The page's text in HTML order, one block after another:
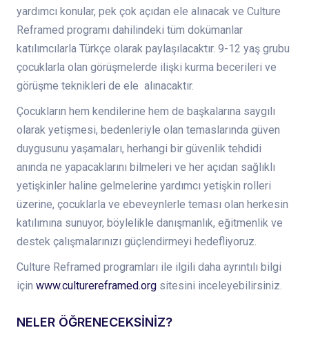
yardımcı konular, pek çok açıdan ele alınacak ve Culture
Reframed programı dahilindeki tüm dokümanlar
katılımcılarla Türkçe olarak paylaşılacaktır. 9-12 yaş grubu
çocuklarla olan görüşmelerde ilişki kurma becerileri ve
görüşme teknikleri de ele alınacaktır.
Çocukların hem kendilerine hem de başkalarına saygılı
olarak yetişmesi, bedenleriyle olan temaslarında güven
duygusunu yaşamaları, herhangi bir güvenlik tehdidi
anında ne yapacaklarını bilmeleri ve her açıdan sağlıklı
yetişkinler haline gelmelerine yardımcı yetişkin rolleri
üzerine, çocuklarla ve ebeveynlerle teması olan herkesin
katılımına sunuyor, böylelikle danışmanlık, eğitmenlik ve
destek çalışmalarınızı güçlendirmeyi hedefliyoruz.
Culture Reframed programları ile ilgili daha ayrıntılı bilgi
için www.culturereframed.org sitesini inceleyebilirsiniz.
NELER ÖĞRENECEKSİNİZ?